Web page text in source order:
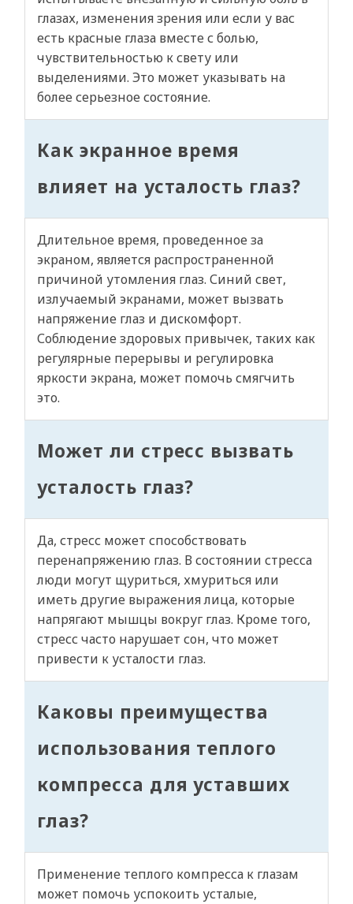
глазах, изменения зрения или если у вас
есть красные глаза вместе с болью,
чувствительностью к свету или
выделениями. Это может указывать на
более серьезное состояние.
Как экранное время
влияет на усталость глаз?
Длительное время, проведенное за
экраном, является распространенной
причиной утомления глаз. Синий свет,
излучаемый экранами, может вызвать
напряжение глаз и дискомфорт.
Соблюдение здоровых привычек, таких как
регулярные перерывы и регулировка
яркости экрана, может помочь смягчить
это.
Может ли стресс вызвать
усталость глаз?
Да, стресс может способствовать
перенапряжению глаз. В состоянии стресса
люди могут щуриться, хмуриться или
иметь другие выражения лица, которые
напрягают мышцы вокруг глаз. Кроме того,
стресс часто нарушает сон, что может
привести к усталости глаз.
Каковы преимущества
использования теплого
компресса для уставших
глаз?
Применение теплого компресса к глазам
может помочь успокоить усталые,